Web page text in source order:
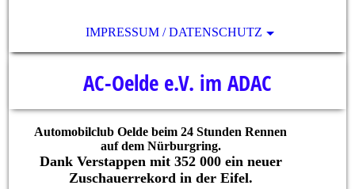
IMPRESSUM / DATENSCHUTZ
AC-Oelde e.V. im ADAC
Automobilclub Oelde beim 24 Stunden Rennen
auf dem Nürburgring.
Dank Verstappen mit 352 000 ein neuer
Zuschauerrekord in der Eifel.